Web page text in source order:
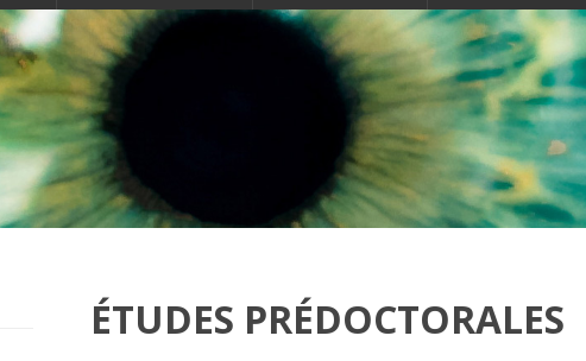
ÉTUDES PRÉDOCTORALES